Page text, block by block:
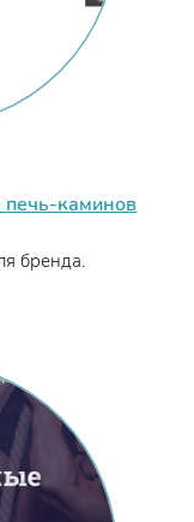
каминов
бренда.